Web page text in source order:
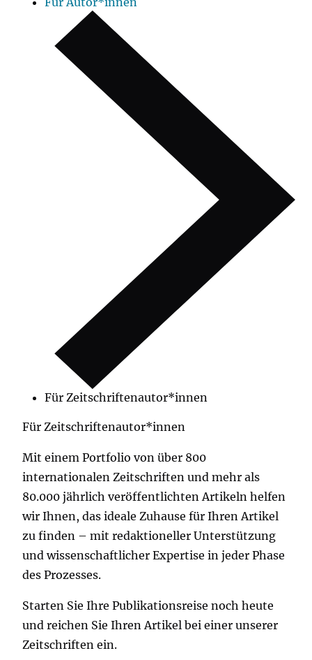
Für Zeitschriftenautor*innen
Für Zeitschriftenautor*innen
Mit einem Portfolio von über 800
internationalen Zeitschriften und mehr als
80.000 jährlich veröffentlichten Artikeln helfen
wir Ihnen, das ideale Zuhause für Ihren Artikel
zu finden – mit redaktioneller Unterstützung
und wissenschaftlicher Expertise in jeder Phase
des Prozesses.
Starten Sie Ihre Publikationsreise noch heute
und reichen Sie Ihren Artikel bei einer unserer
Zeitschriften ein.